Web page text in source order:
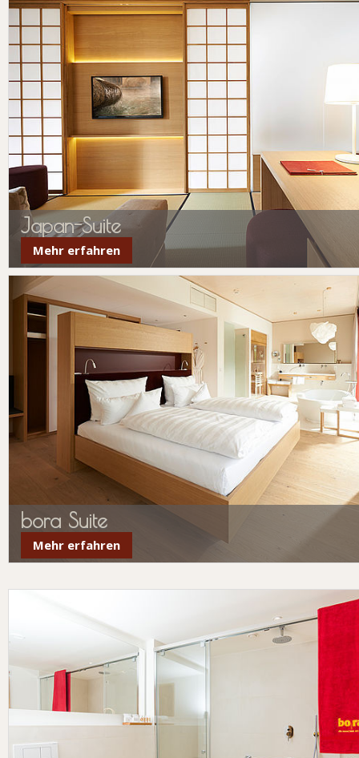
Japan-Suite
Mehr erfahren
bora Suite
Mehr erfahren